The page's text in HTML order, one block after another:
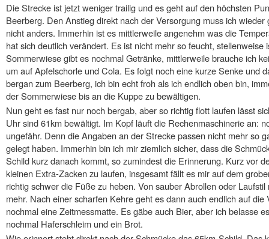
Die Strecke ist jetzt weniger trailig und es geht auf den höchsten
Beerberg. Den Anstieg direkt nach der Versorgung muss ich
nicht anders. Immerhin ist es mittlerweile angenehm was die
hat sich deutlich verändert. Es ist nicht mehr so feucht, stellenweise
Sommerwiese gibt es nochmal Getränke, mittlerweile brauche ich
um auf Apfelschorle und Cola. Es folgt noch eine kurze Senke und
bergan zum Beerberg, ich bin echt froh als ich endlich oben bin,
der Sommerwiese bis an die Kuppe zu bewältigen.
Nun geht es fast nur noch bergab, aber so richtig flott laufen lässt
Uhr sind 61km bewältigt. Im Kopf läuft die Rechenmaschinerie an:
ungefähr. Denn die Angaben an der Strecke passen nicht mehr so
gelegt haben. Immerhin bin ich mir ziemlich sicher, dass die
Schild kurz danach kommt, so zumindest die Erinnerung. Kurz vor
kleinen Extra-Zacken zu laufen, insgesamt fällt es mir auf dem
richtig schwer die Füße zu heben. Von sauber Abrollen oder
mehr. Nach einer scharfen Kehre geht es dann auch endlich auf
nochmal eine Zeitmessmatte. Es gäbe auch Bier, aber ich belasse
nochmal Haferschleim und ein Brot.